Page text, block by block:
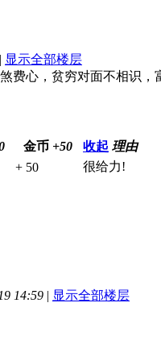
| 显示全部楼层
费心，贫穷对面不相识，
金币 +50 收起 理由
+ 50 很给力!
14:59 | 显示全部楼层